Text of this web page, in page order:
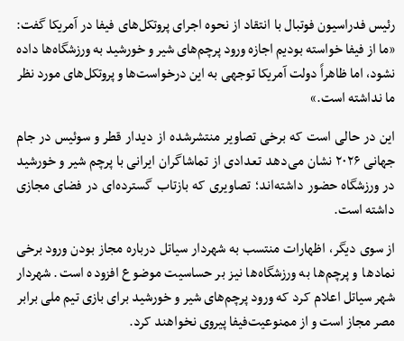
رئیس فدراسیون فوتبال با انتقاد از نحوه اجرای پروتکل‌های فیفا در آمریکا گفت:
«ما از فیفا خواسته بودیم اجازه ورود پرچم‌های شیر و خورشید به ورزشگاه‌ها داده
نشود، اما ظاهراً دولت آمریکا توجهی به این درخواست‌ها و پروتکل‌های مورد نظر
ما نداشته است.»
این در حالی است که برخی تصاویر منتشرشده از دیدار قطر و سوئیس در جام
جهانی ۲۰۲۶ نشان می‌دهد تعدادی از تماشاگران ایرانی با پرچم شیر و خورشید
در ورزشگاه حضور داشته‌اند؛ تصاویری که بازتاب گسترده‌ای در فضای مجازی
داشته است.
از سوی دیگر، اظهارات منتسب به شهردار سیاتل درباره مجاز بودن ورود برخی
نمادها و پرچم‌ها به ورزشگاه‌ها نیز بر حساسیت موضوع افزوده است. شهردار
شهر سیاتل اعلام کرد که ورود پرچم‌های شیر و خورشید برای بازی تیم ملی برابر
مصر مجاز است و از ممنوعیت‌فیفا پیروی نخواهند کرد.